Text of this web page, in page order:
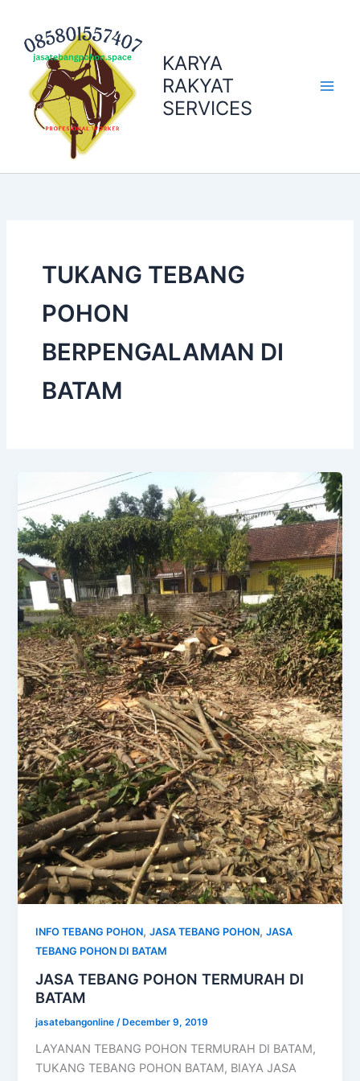
content
KARYA
RAKYAT
SERVICES
TUKANG TEBANG
POHON
BERPENGALAMAN DI
BATAM
INFO TEBANG POHON,JASA TEBANG POHON,JASA
TEBANG POHON DI BATAM
JASA TEBANG POHON TERMURAH DI
BATAM
jasatebangonline/ December 9, 2019
LAYANAN TEBANG POHON TERMURAH DI BATAM,
TUKANG TEBANG POHON BATAM, BIAYA JASA